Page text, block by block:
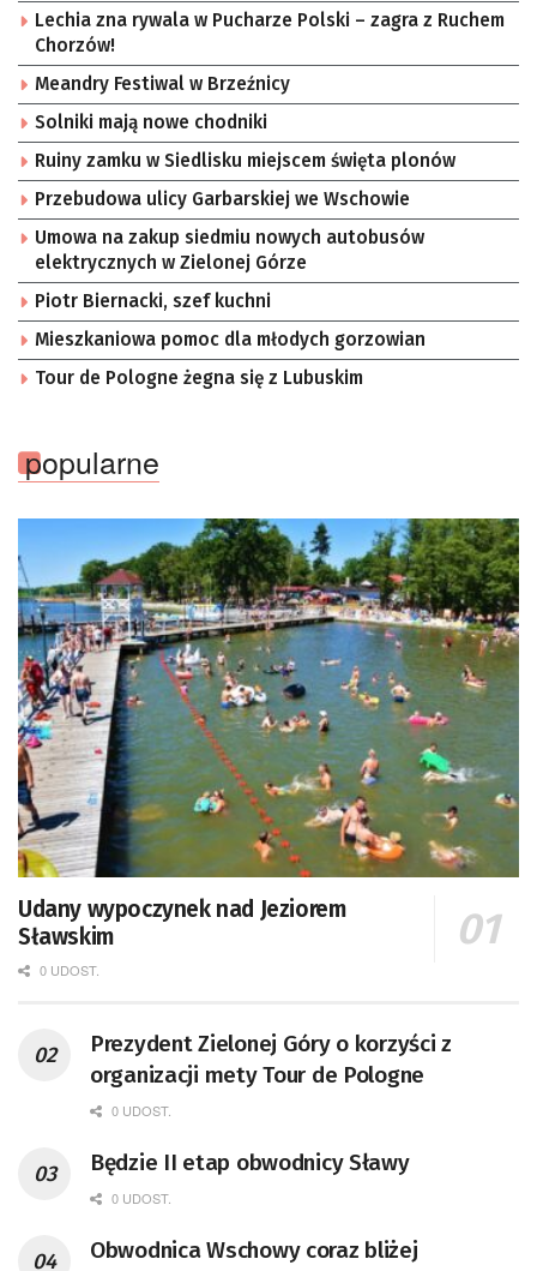
Lechia zna rywala w Pucharze Polski – zagra z Ruchem
Chorzów!
Meandry Festiwal w Brzeźnicy
Solniki mają nowe chodniki
Ruiny zamku w Siedlisku miejscem święta plonów
Przebudowa ulicy Garbarskiej we Wschowie
Umowa na zakup siedmiu nowych autobusów
elektrycznych w Zielonej Górze
Piotr Biernacki, szef kuchni
Mieszkaniowa pomoc dla młodych gorzowian
Tour de Pologne żegna się z Lubuskim
popularne
Udany wypoczynek nad Jeziorem
Sławskim
0 UDOST.
Prezydent Zielonej Góry o korzyści z
organizacji mety Tour de Pologne
0 UDOST.
Będzie II etap obwodnicy Sławy
0 UDOST.
Obwodnica Wschowy coraz bliżej